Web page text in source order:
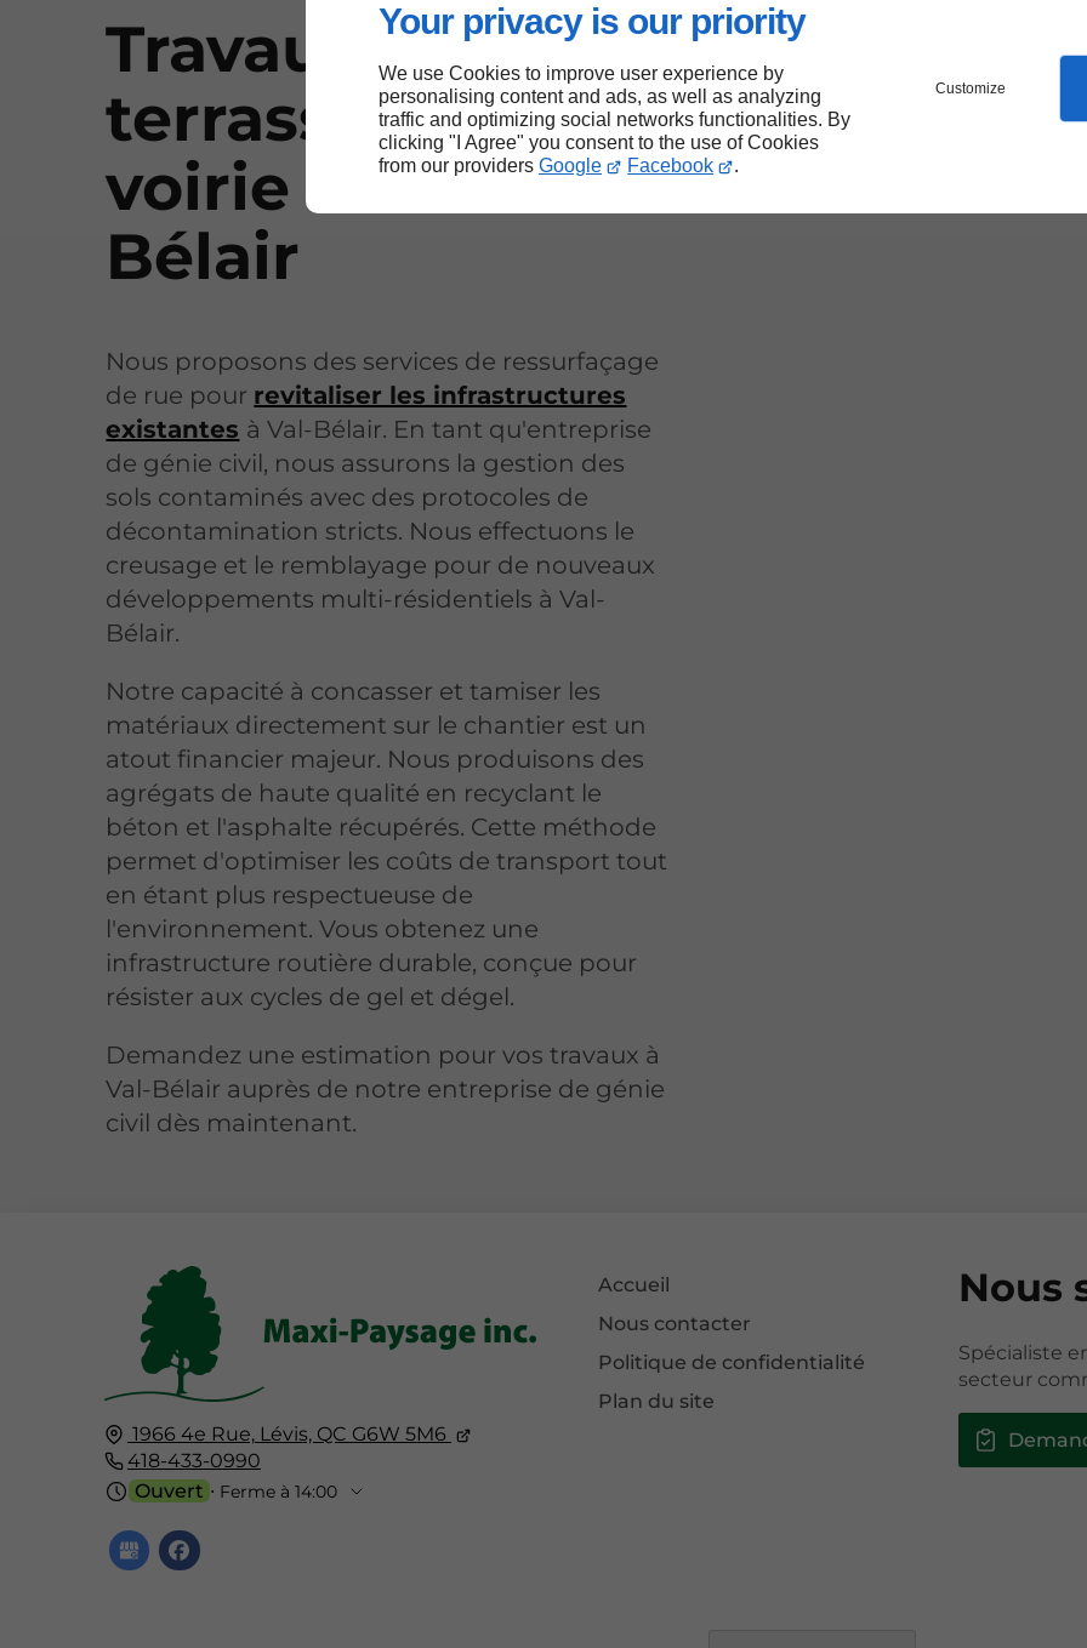
Your privacy is our priority
We use Cookies to improve user experience by
personalising content and ads, as well as analyzing
traffic and optimizing social networks functionalities. By
clicking "I Agree" you consent to the use of Cookies
from our providers Google Facebook .
Customize
Travaux de
terrassement et
voirie à Val-
Bélair
Nous proposons des services de ressurfaçage
de rue pour revitaliser les infrastructures
existantes à Val-Bélair. En tant qu'entreprise
de génie civil, nous assurons la gestion des
sols contaminés avec des protocoles de
décontamination stricts. Nous effectuons le
creusage et le remblayage pour de nouveaux
développements multi-résidentiels à Val-
Bélair.
Notre capacité à concasser et tamiser les
matériaux directement sur le chantier est un
atout financier majeur. Nous produisons des
agrégats de haute qualité en recyclant le
béton et l'asphalte récupérés. Cette méthode
permet d'optimiser les coûts de transport tout
en étant plus respectueuse de
l'environnement. Vous obtenez une
infrastructure routière durable, conçue pour
résister aux cycles de gel et dégel.
Demandez une estimation pour vos travaux à
Val-Bélair auprès de notre entreprise de génie
civil dès maintenant.
1966 4e Rue, Lévis, QC G6W 5M6
418-433-0990
Ouvert ⋅ Ferme à 14:00
Accueil
Nous contacter
Politique de confidentialité
Plan du site
Nous
Spécialiste
secteur